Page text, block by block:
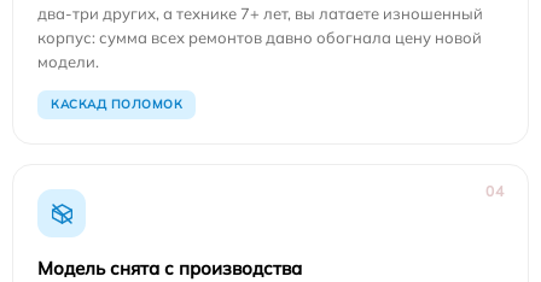
два-три других, а технике 7+ лет, вы латаете изношенный
корпус: сумма всех ремонтов давно обогнала цену новой
модели.
КАСКАД ПОЛОМОК
04
Модель снята с производства